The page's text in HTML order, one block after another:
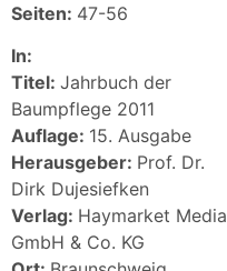
Seiten: 47-56
In:
Titel: Jahrbuch der
Baumpflege 2011
Auflage: 15. Ausgabe
Herausgeber: Prof. Dr.
Dirk Dujesiefken
Verlag: Haymarket Media
GmbH & Co. KG